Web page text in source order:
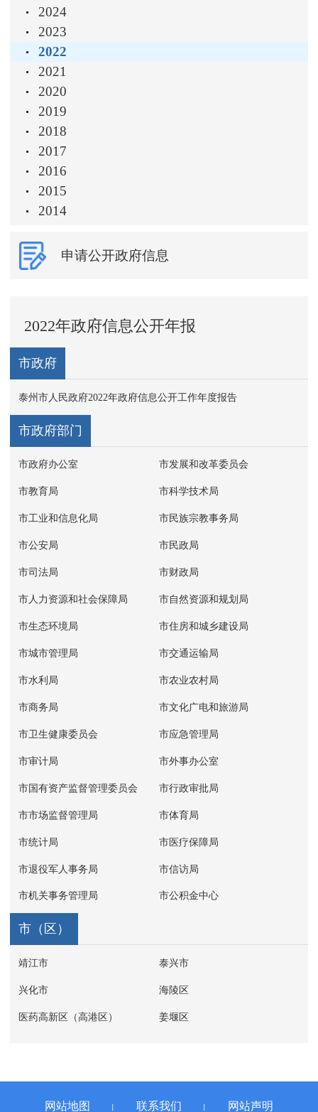
2024
2023
2022
2021
2020
2019
2018
2017
2016
2015
2014
申请公开政府信息
2022年政府信息公开年报
市政府
泰州市人民政府2022年政府信息公开工作年度报告
市政府部门
市政府办公室 市发展和改革委员会
市教育局 市科学技术局
市工业和信息化局 市民族宗教事务局
市公安局 市民政局
市司法局 市财政局
市人力资源和社会保障局 市自然资源和规划局
市生态环境局 市住房和城乡建设局
市城市管理局 市交通运输局
市水利局 市农业农村局
市商务局 市文化广电和旅游局
市卫生健康委员会 市应急管理局
市审计局 市外事办公室
市国有资产监督管理委员会 市行政审批局
市市场监督管理局 市体育局
市统计局 市医疗保障局
市退役军人事务局 市信访局
市机关事务管理局 市公积金中心
市（区）
靖江市 泰兴市
兴化市 海陵区
医药高新区（高港区） 姜堰区
网站地图 联系我们 网站声明